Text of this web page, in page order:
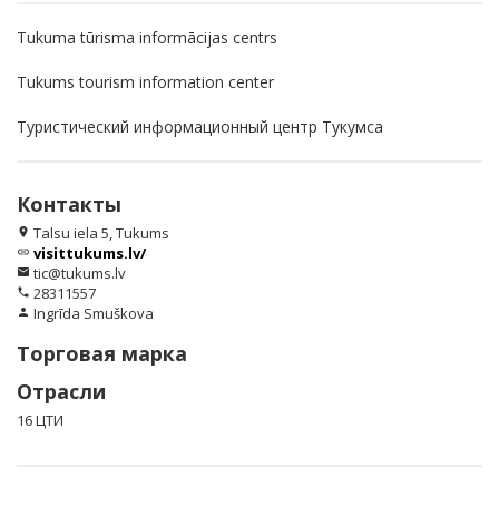
Tukuma tūrisma informācijas centrs
Tukums tourism information center
Туристический информационный центр Тукумcа
Контакты
location_on Talsu iela 5, Tukums
link visittukums.lv/
email tic@tukums.lv
phone 28311557
person Ingrīda Smuškova
Торговая марка
Отрасли
16 ЦТИ